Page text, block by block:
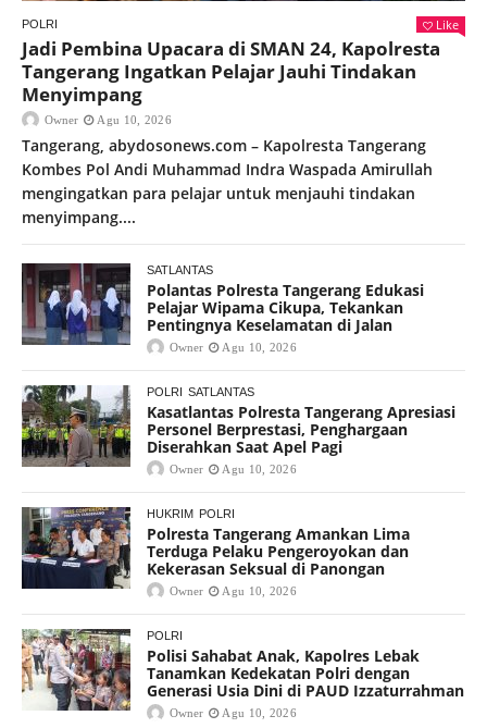
POLRI Like
Jadi Pembina Upacara di SMAN 24, Kapolresta
Tangerang Ingatkan Pelajar Jauhi Tindakan
Menyimpang
Owner Agu 10, 2026
Tangerang, abydosonews.com – Kapolresta Tangerang
Kombes Pol Andi Muhammad Indra Waspada Amirullah
mengingatkan para pelajar untuk menjauhi tindakan
menyimpang....
SATLANTAS
Polantas Polresta Tangerang Edukasi
Pelajar Wipama Cikupa, Tekankan
Pentingnya Keselamatan di Jalan
Owner Agu 10, 2026
POLRI SATLANTAS
Kasatlantas Polresta Tangerang Apresiasi
Personel Berprestasi, Penghargaan
Diserahkan Saat Apel Pagi
Owner Agu 10, 2026
HUKRIM POLRI
Polresta Tangerang Amankan Lima
Terduga Pelaku Pengeroyokan dan
Kekerasan Seksual di Panongan
Owner Agu 10, 2026
POLRI
Polisi Sahabat Anak, Kapolres Lebak
Tanamkan Kedekatan Polri dengan
Generasi Usia Dini di PAUD Izzaturrahman
Owner Agu 10, 2026